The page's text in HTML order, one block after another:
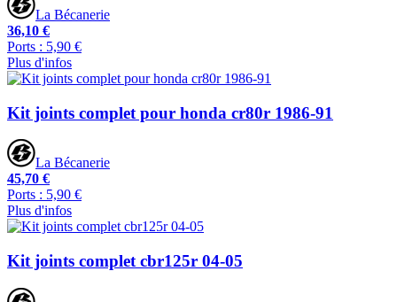
La Bécanerie
36,10 €
Ports : 5,90 €
Plus d'infos
Kit joints complet pour honda cr80r 1986-91
La Bécanerie
45,70 €
Ports : 5,90 €
Plus d'infos
Kit joints complet cbr125r 04-05